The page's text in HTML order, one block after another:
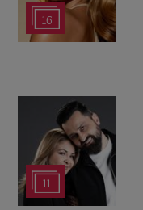
16
11